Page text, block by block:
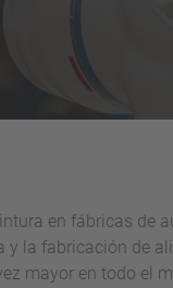
en fábricas de
la fabricación de
mayor en todo el